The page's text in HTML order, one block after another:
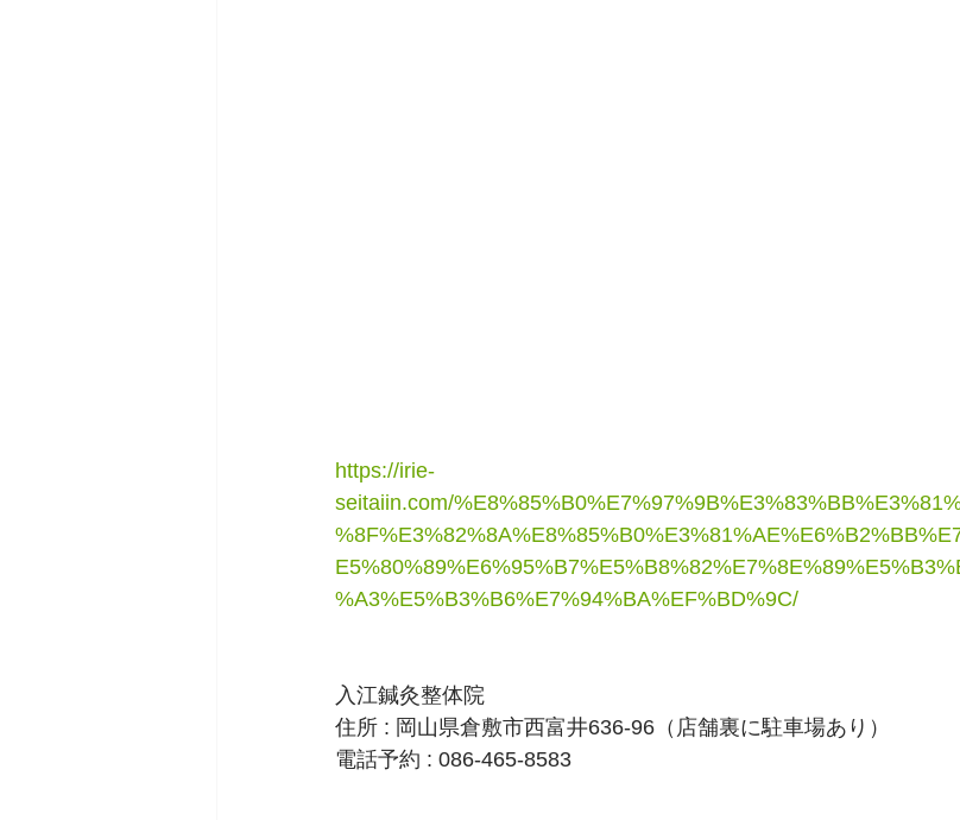
https://irie-
seitaiin.com/
%A3%E5%B3%B6%E7%94%BA%EF%BD%9C/
入江鍼灸整体院
住所 : 岡山県倉敷市西富井636-96（店舗裏に駐車場あり）
電話予約 : 086-465-8583